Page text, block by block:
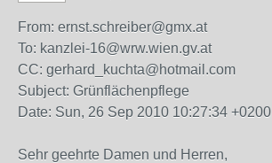
From: ernst.schreiber@gmx.at
To: kanzlei-16@wrw.wien.gv.at
CC: gerhard_kuchta@hotmail.com
Subject: Grünflächenpflege
Date: Sun, 26 Sep 2010 10:27:34 +0200
Sehr geehrte Damen und Herren,